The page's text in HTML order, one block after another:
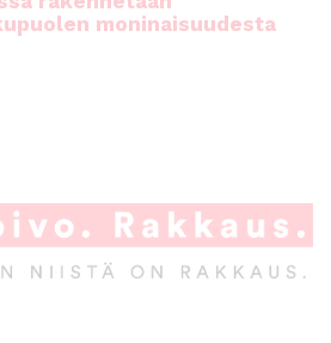
moninaisuudesta